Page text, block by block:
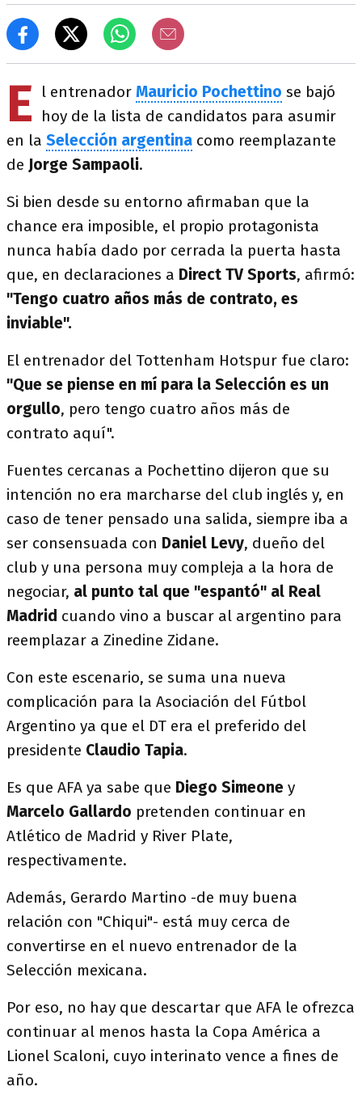
E l entrenador Mauricio Pochettino se bajó
hoy de la lista de candidatos para asumir
en la Selección argentina como reemplazante
de Jorge Sampaoli.
Si bien desde su entorno afirmaban que la
chance era imposible, el propio protagonista
nunca había dado por cerrada la puerta hasta
que, en declaraciones a Direct TV Sports, afirmó:
"Tengo cuatro años más de contrato, es
inviable".
El entrenador del Tottenham Hotspur fue claro:
"Que se piense en mí para la Selección es un
orgullo, pero tengo cuatro años más de
contrato aquí".
Fuentes cercanas a Pochettino dijeron que su
intención no era marcharse del club inglés y, en
caso de tener pensado una salida, siempre iba a
ser consensuada con Daniel Levy, dueño del
club y una persona muy compleja a la hora de
negociar, al punto tal que "espantó" al Real
Madrid cuando vino a buscar al argentino para
reemplazar a Zinedine Zidane.
Con este escenario, se suma una nueva
complicación para la Asociación del Fútbol
Argentino ya que el DT era el preferido del
presidente Claudio Tapia.
Es que AFA ya sabe que Diego Simeone y
Marcelo Gallardo pretenden continuar en
Atlético de Madrid y River Plate,
respectivamente.
Además, Gerardo Martino -de muy buena
relación con "Chiqui"- está muy cerca de
convertirse en el nuevo entrenador de la
Selección mexicana.
Por eso, no hay que descartar que AFA le ofrezca
continuar al menos hasta la Copa América a
Lionel Scaloni, cuyo interinato vence a fines de
año.